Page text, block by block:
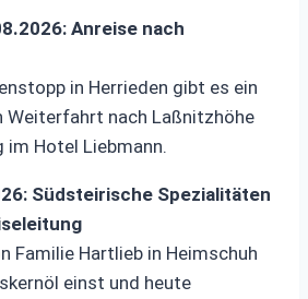
Anreise nach
in Herrieden gibt es ein
Weiterfahrt nach Laßnitzhöhe
im Hotel Liebmann.
Südsteirische Spezialitäten
Familie Hartlieb in Heimschuh
einst und heute